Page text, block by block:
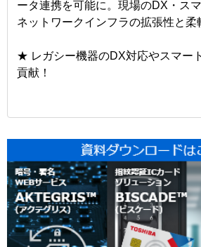
ータ連携を可能に。現場のDX・ス
ネットワークインフラの拡張性と柔
★ レガシー機器のDX対応やスマー
貢献！